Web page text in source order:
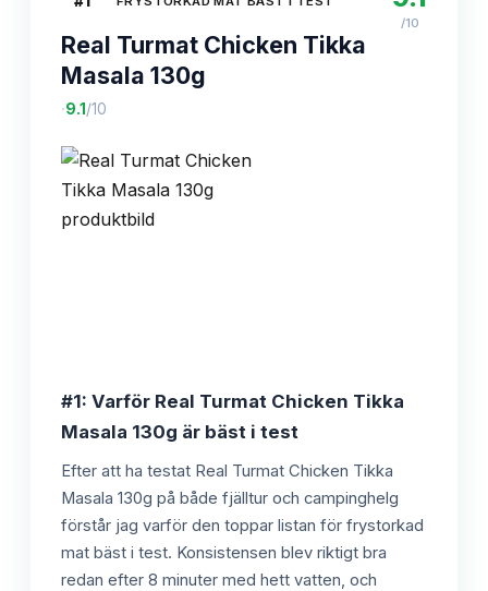
Real Turmat Chicken Tikka
Masala 130g
·9.1 /10
/10
#1: Varför Real Turmat Chicken Tikka
Masala 130g är bäst i test
Efter att ha testat Real Turmat Chicken Tikka
Masala 130g på både fjälltur och campinghelg
förstår jag varför den toppar listan för frystorkad
mat bäst i test. Konsistensen blev riktigt bra
redan efter 8 minuter med hett vatten, och